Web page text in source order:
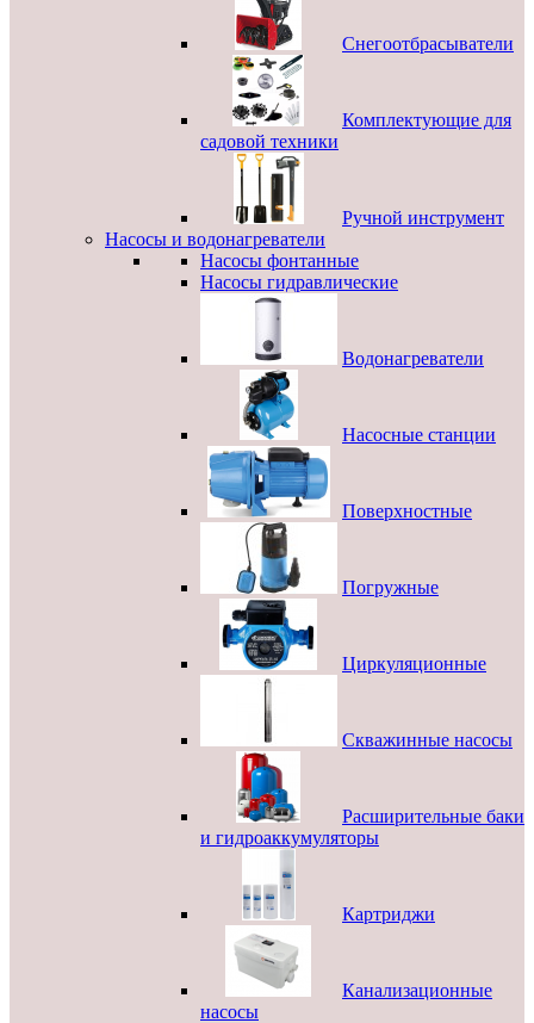
Снегоотбрасыватели
Комплектующие для
садовой техники
Ручной инструмент
Насосы и водонагреватели
Насосы фонтанные
Насосы гидравлические
Водонагреватели
Насосные станции
Поверхностные
Погружные
Циркуляционные
Скважинные насосы
Расширительные баки
и гидроаккумуляторы
Картриджи
Канализационные
насосы